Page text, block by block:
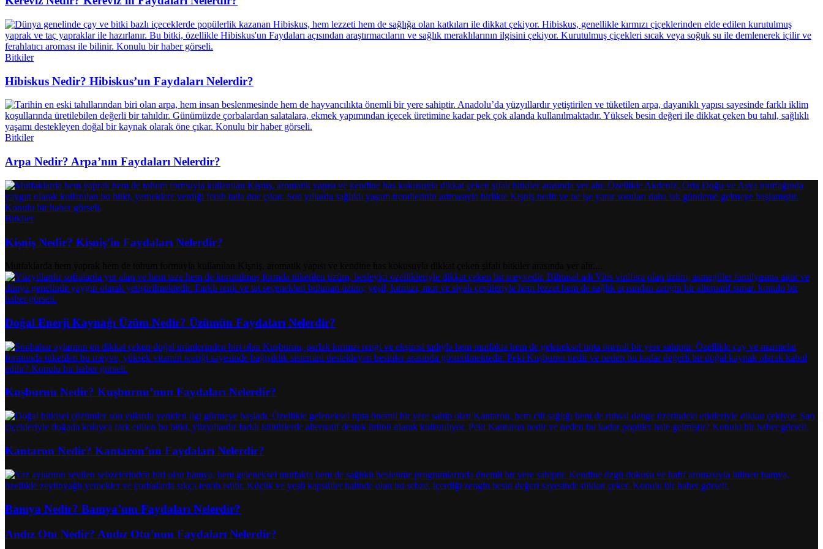
Bitkiler
Hibiskus Nedir? Hibiskus’un Faydaları Nelerdir?
Bitkiler
Arpa Nedir? Arpa’nın Faydaları Nelerdir?
Bitkiler
Kişniş Nedir? Kişniş’in Faydaları Nelerdir?
Doğal Enerji Kaynağı Üzüm Nedir? Üzümün Faydaları Nelerdir?
Kuşburnu Nedir? Kuşburnu’nun Faydaları Nelerdir?
Kantaron Nedir? Kantaron’un Faydaları Nelerdir?
Bamya Nedir? Bamya’nın Faydaları Nelerdir?
Andız Otu Nedir? Andız Otu’nun Faydaları Nelerdir?